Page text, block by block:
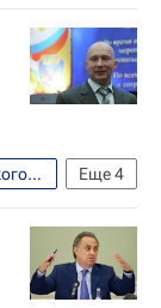
Еще4
Виталий Мутко - новый президент Российского футбольного союза (РФС). Мнения, комментарии